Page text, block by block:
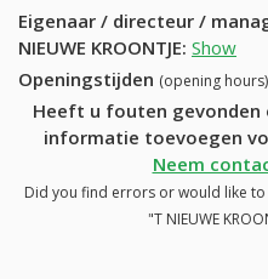
Eigenaar / directeur /
NIEUWE KROONTJE: Show
Openingstijden (opening hours)
Heeft u fouten
informatie toevoegen
Neem
Did you find errors or would like
"T NIEUWE